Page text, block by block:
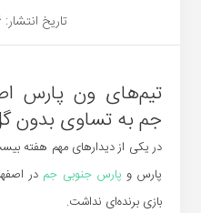
تاریخ انتشار: 26 فوریه 2023
تیم‌های ون پارس
جم به تساوی بدون
در یکی از دیدارهای مهم هفته
پارس و پارس جنوبی جم در
بازی برنده‌ای نداشت.